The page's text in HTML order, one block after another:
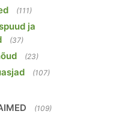
(111)
ja
(37)
(23)
(107)
(109)